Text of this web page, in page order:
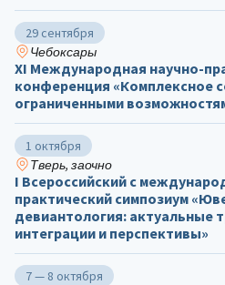
29 сентября
Чебоксары
ХΙ Международная научно-
конференция «Комплексное
ограниченными
1 октября
Тверь, заочно
I Всероссийский с
практический симпозиум
девиантология: актуальные
интеграции и перспективы»
7 — 8 октября